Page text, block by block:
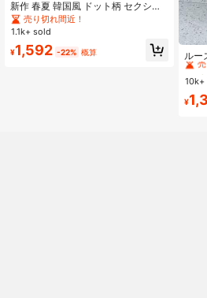
新作 春夏 韓国風 ドット柄 セクシー
ニットカーディガン ファッショナブ
ル エレガント スリムフィット フリ
売り切れ間近！
1.1k+ sold
¥1,592 -22% 概算
ルー
イド
グ
スタ
#1 ベ
#1
売
#1
売
#1 ベ
売
10k+
¥